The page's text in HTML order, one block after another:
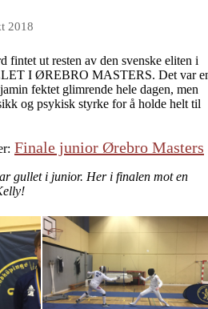
2018
fintet ut resten av den svenske eliten i
I ØREBRO MASTERS. Det var
fektet glimrende hele dagen, men
og psykisk styrke for å holde helt til
Finale junior Ørebro Masters
gullet i junior. Her i finalen mot en